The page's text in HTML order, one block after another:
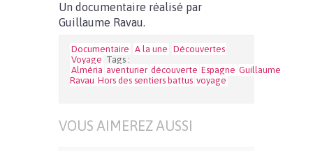
Un documentaire réalisé par
Guillaume Ravau.
Documentaire A la une Découvertes
Voyage Tags :
Alméria aventurier découverte Espagne Guillaume
Ravau Hors des sentiers battus voyage
VOUS AIMEREZ AUSSI